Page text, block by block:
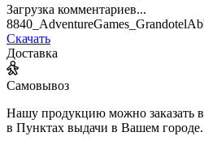
Загрузка комментариев...
Скачать
Доставка
Самовывоз
Нашу продукцию можно заказать в
в Пунктах выдачи в Вашем городе.